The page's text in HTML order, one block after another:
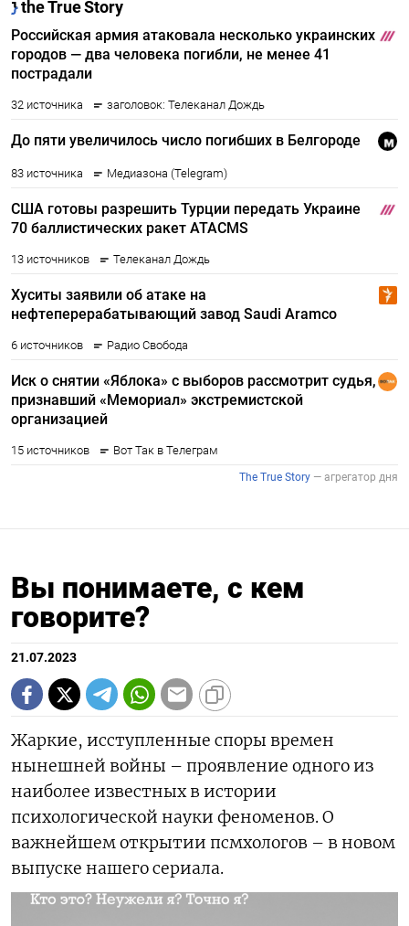
Вы понимаете, с кем
говорите?
21.07.2023
Жаркие, исступленные споры времен
нынешней войны – проявление одного из
наиболее известных в истории
психологической науки феноменов. О
важнейшем открытии псмхологов – в новом
выпуске нашего сериала.